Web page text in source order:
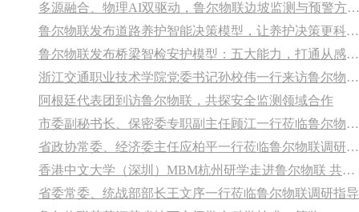
多源融合、物理AI双驱动，鲁尔物联边坡监测与预警方案再获行业关注
鲁尔物联发布道路养护智能决策模型，让养护决策更科学、可追溯
鲁尔物联发布桥梁智检安护模型：五大能力，打通从感知到决策“最后一公里”
浙江交通职业技术学院党委书记孙校伟一行来访鲁尔物联，共商交通基础设施安全监测合作
阿根廷代表团到访鲁尔物联，共探安全监测领域合作
市委副秘书长、保密委专职副主任顾江一行莅临鲁尔物联调研指导
省政协常委、经济委主任应柏平一行莅临鲁尔物联调研指导
香港中文大学（深圳）MBM杭州研学走进鲁尔物联 共话安全物联网创新实践
省委常委、统战部部长王文序一行莅临鲁尔物联调研指导